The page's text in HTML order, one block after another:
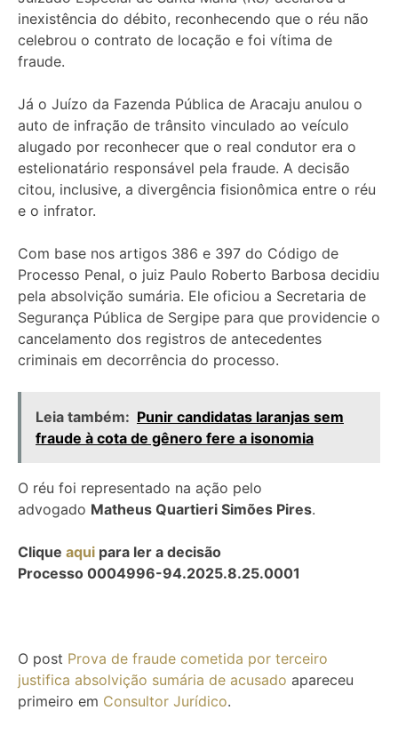
inexistência do débito, reconhecendo que o réu não
celebrou o contrato de locação e foi vítima de
fraude.
Já o Juízo da Fazenda Pública de Aracaju anulou o
auto de infração de trânsito vinculado ao veículo
alugado por reconhecer que o real condutor era o
estelionatário responsável pela fraude. A decisão
citou, inclusive, a divergência fisionômica entre o réu
e o infrator.
Com base nos artigos 386 e 397 do Código de
Processo Penal, o juiz Paulo Roberto Barbosa decidiu
pela absolvição sumária. Ele oficiou a Secretaria de
Segurança Pública de Sergipe para que providencie o
cancelamento dos registros de antecedentes
criminais em decorrência do processo.
Leia também: Punir candidatas laranjas sem
fraude à cota de gênero fere a isonomia
O réu foi representado na ação pelo
advogado Matheus Quartieri Simões Pires.
Clique aqui para ler a decisão
Processo 0004996-94.2025.8.25.0001
O post Prova de fraude cometida por terceiro
justifica absolvição sumária de acusado apareceu
primeiro em Consultor Jurídico.